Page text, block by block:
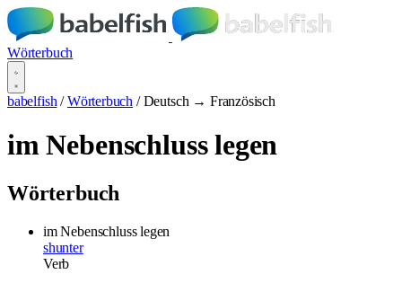
Wörterbuch
babelfish / Wörterbuch / Deutsch → Französisch
im Nebenschluss legen
Wörterbuch
im Nebenschluss legen
shunter
Verb